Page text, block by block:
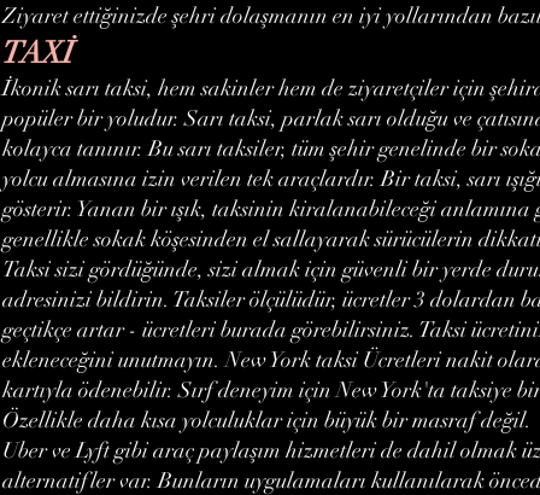
Ziyaret ettiğinizde şehri dolaşmanın en iyi yollarından
TAXİ
İkonik sarı taksi, hem sakinler hem de ziyaretçiler için
popüler bir yoludur. Sarı taksi, parlak sarı olduğu ve
kolayca tanınır. Bu sarı taksiler, tüm şehir genelinde bir
yolcu almasına izin verilen tek araçlardır. Bir taksi, sarı
gösterir. Yanan bir ışık, taksinin kiralanabileceği anlamına
genellikle sokak köşesinden el sallayarak sürücülerin
Taksi sizi gördüğünde, sizi almak için güvenli bir yerde
adresinizi bildirin. Taksiler ölçülüdür, ücretler 3 dolardan
geçtikçe artar - ücretleri burada görebilirsiniz. Taksi
ekleneceğini unutmayın. New York taksi Ücretleri nakit
kartıyla ödenebilir. Sırf deneyim için New York'ta taksiye
Özellikle daha kısa yolculuklar için büyük bir masraf değil.
Uber ve Lyft gibi araç paylaşım hizmetleri de dahil olmak
alternatifler var. Bunların uygulamaları kullanılarak